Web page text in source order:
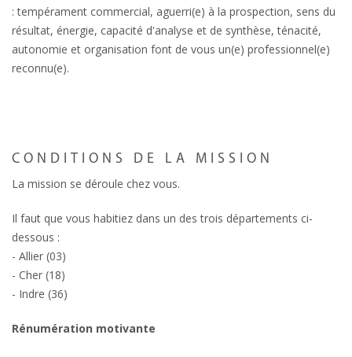
: tempérament commercial, aguerri(e) à la prospection, sens du
résultat, énergie, capacité d'analyse et de synthèse, ténacité,
autonomie et organisation font de vous un(e) professionnel(e)
reconnu(e).
CONDITIONS DE LA MISSION
La mission se déroule chez vous.
Il faut que vous habitiez dans un des trois départements ci-
dessous :
- Allier (03)
- Cher (18)
- Indre (36)
Rénumération motivante